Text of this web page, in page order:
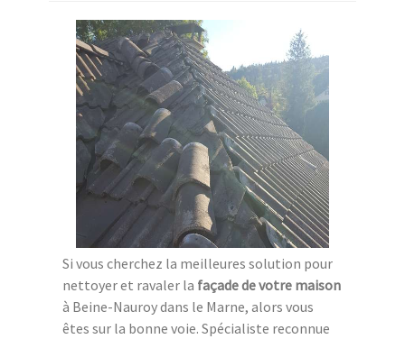
Si vous cherchez la meilleures solution pour
nettoyer et ravaler la façade de votre maison
à Beine-Nauroy dans le Marne, alors vous
êtes sur la bonne voie. Spécialiste reconnue